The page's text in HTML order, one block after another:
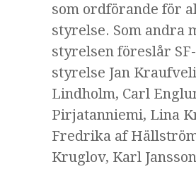
som ordförande för
styrelse. Som andra
styrelsen föreslår
styrelse Jan
Lindholm, Carl
Pirjatanniemi, Lina
Fredrika af
Kruglov, Karl